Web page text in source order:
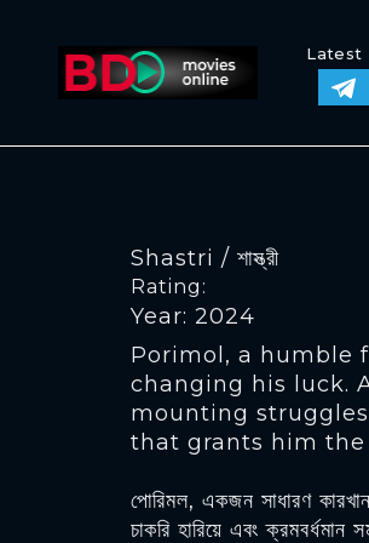
Latest
Shastri / শাস্ত্রী
Rating:
Year: 2024
Porimol, a humble
changing his luck.
mounting
that grants him
পোরিমল, একজন সাধারণ
চাকরি হারিয়ে এবং